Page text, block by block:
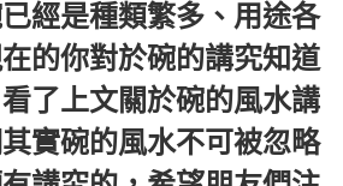
經是種類繁多、用途各
的你對於碗的講究知道
了上文關於碗的風水講
實碗的風水不可被忽略